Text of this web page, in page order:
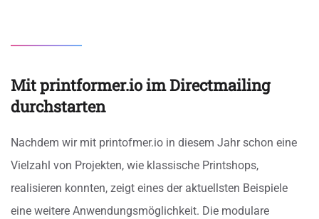
Mit printformer.io im Directmailing
durchstarten
Nachdem wir mit printofmer.io in diesem Jahr schon eine
Vielzahl von Projekten, wie klassische Printshops,
realisieren konnten, zeigt eines der aktuellsten Beispiele
eine weitere Anwendungsmöglichkeit. Die modulare